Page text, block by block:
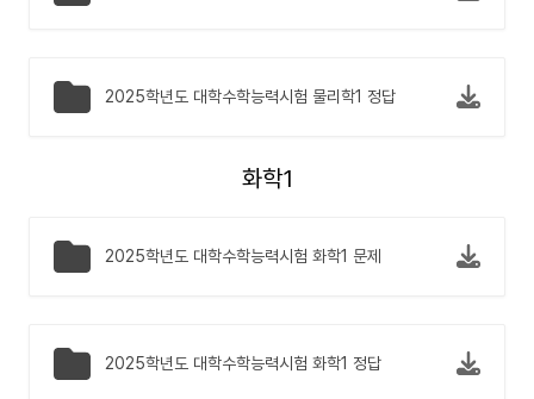
2025학년도 대학수학능력시험 물리학1 정답
화학1
2025학년도 대학수학능력시험 화학1 문제
2025학년도 대학수학능력시험 화학1 정답